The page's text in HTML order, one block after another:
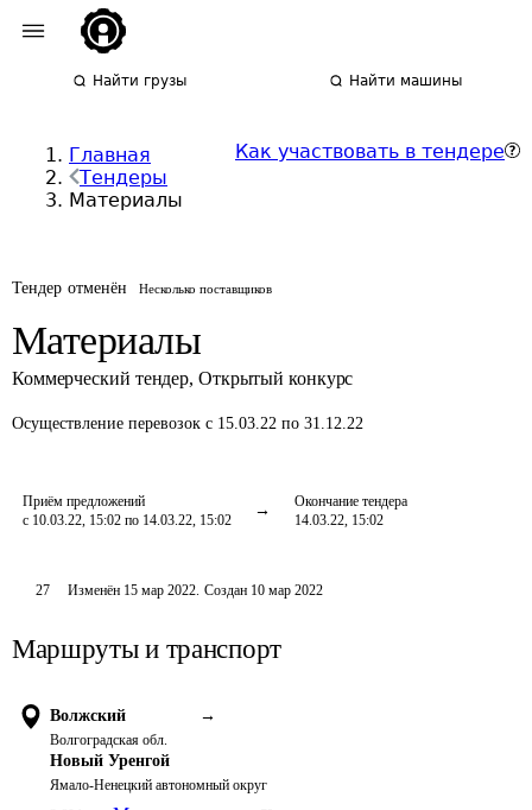
Найти грузы Найти машины
Главная
Тендеры
Материалы
Как участвовать в тендере
Тендер отменён Несколько поставщиков
Материалы
Коммерческий тендер, Открытый конкурс
Осуществление перевозок с 15.03.22 по 31.12.22
Приём предложений
с 10.03.22, 15:02 по 14.03.22, 15:02
Окончание тендера
14.03.22, 15:02
27 Изменён 15 мар 2022. Создан 10 мар 2022
Маршруты и транспорт
Волжский →
Волгоградская обл.
Новый Уренгой
Ямало-Ненецкий автономный округ